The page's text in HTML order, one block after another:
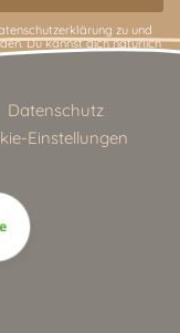
zu und
Du kannst dich natürlich
Datenschutz
Einstellungen